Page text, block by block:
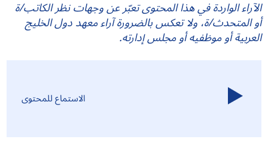
الآراء الواردة في هذا المحتوى تعبّر عن وجهات نظر الكاتب/ة
أو المتحدث/ة، ولا تعكس بالضرورة آراء معهد دول الخليج
العربية أو موظفيه أو مجلس إدارته.
الاستماع للمحتوى